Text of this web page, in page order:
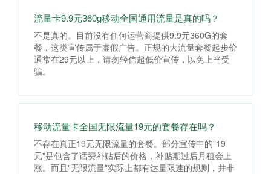
流量卡9.9元360g移动全国通用流量是真的吗？
不是真的。目前没有任何运营商提供9.9元360G的套
餐，这类宣传属于虚假广告。正规的大流量套餐起步价
通常在29元以上，请勿轻信超低价宣传，以免上当受
骗。
移动流量卡全国无限流量19元的套餐存在吗？
不存在真正19元无限流量的套餐。部分宣传中的"19
元"是包含了话费补贴后的价格，补贴期过后月租会上
涨。而且"无限流量"实际上都有达量限速的规则，并非